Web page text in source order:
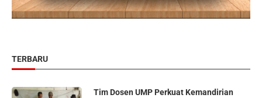
TERBARU
Tim Dosen UMP Perkuat Kemandirian